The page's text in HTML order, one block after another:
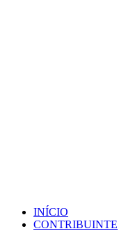
INÍCIO
CONTRIBUINTE